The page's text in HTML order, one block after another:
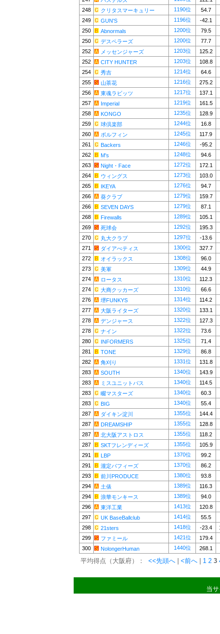
248
クリタスマーキュリー 1190位
54.7
249
GUN'S 1196位
-42.1
250
Abnormals 1200位
79.5
250
デスペラーズ 1200位
77.7
252
メッセンジャーズ 1203位
125.2
252
CITY HUNTER 1203位
108.8
254
秀吉 1214位
64.6
255
山茶花 1216位
275.2
256
東魂ラビッツ 1217位
137.1
257
Imperial 1219位
161.5
258
KONGO 1235位
128.9
259
球倶楽部 1244位
16.8
260
ボルフィン 1245位
117.9
261
Backers 1246位
-95.2
262
M's 1248位
94.6
263
Night・Face 1272位
172.1
264
ウィングス 1273位
103.0
265
IKEYA 1276位
94.7
266
葵クラブ 1279位
159.7
266
SEVEN DAYS 1279位
87.1
268
Firewalls 1289位
105.1
269
死球会 1292位
195.3
270
丸大クラブ 1297位
-13.6
271
ダイアべティス 1300位
327.7
272
オイラックス 1308位
96.0
273
美軍 1309位
44.9
274
ロータス 1310位
112.3
274
大商クッカーズ 1310位
66.6
276
堺FUNKYS 1314位
114.2
277
大阪ライターズ 1320位
133.1
278
デンジャース 1322位
127.3
278
ナイン 1322位
73.6
280
INFORMERS 1325位
71.4
281
TONE 1329位
86.8
282
角刈り 1331位
131.8
283
SOUTH 1340位
143.9
283
ミスユニットバス 1340位
114.5
283
畷マスターズ 1340位
60.3
283
BIG 1340位
55.4
287
ダイキン淀川 1355位
144.4
287
DREAMSHIP 1355位
128.8
287
北大阪アストロス 1355位
118.2
287
SKTフレンディーズ 1355位
105.9
291
LBP 1370位
99.2
291
瀧定バフィーズ 1370位
86.2
293
前川PRODUCE 1380位
93.8
294
土俵 1389位
116.3
294
浪華モンキース 1389位
94.0
296
東洋工業 1413位
120.8
297
UK BaseBallclub 1414位
55.5
298
21sters 1418位 -23.4
299
ファミール 1421位
179.4
300
NolongerHuman 1440位 268.1
平均得点（大阪府）： <<先頭へ <前へ 1 2 3
当